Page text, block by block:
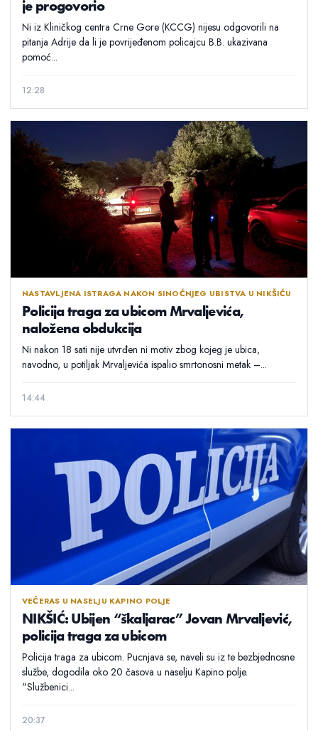
je progovorio
Ni iz Kliničkog centra Crne Gore (KCCG) nijesu odgovorili na
pitanja Adrije da li je povrijeđenom policajcu B.B. ukazivana
pomoć...
12:28
NASTAVLJENA ISTRAGA NAKON SINOĆNJEG UBISTVA U NIKŠIĆU
Policija traga za ubicom Mrvaljevića,
naložena obdukcija
Ni nakon 18 sati nije utvrđen ni motiv zbog kojeg je ubica,
navodno, u potiljak Mrvaljevića ispalio smrtonosni metak –...
14:44
VEČERAS U NASELJU KAPINO POLJE
NIKŠIĆ: Ubijen “škaljarac” Jovan Mrvaljević,
policija traga za ubicom
Policija traga za ubicom. Pucnjava se, naveli su iz te bezbjednosne
službe, dogodila oko 20 časova u naselju Kapino polje.
"Službenici...
20:37